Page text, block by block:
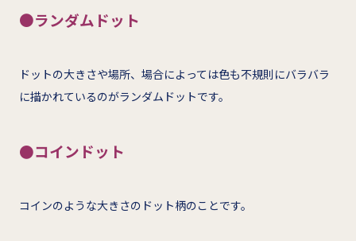
●ランダムドット
ドットの大きさや場所、場合によっては色も不規則にバラバラ
に描かれているのがランダムドットです。
●コインドット
コインのような大きさのドット柄のことです。